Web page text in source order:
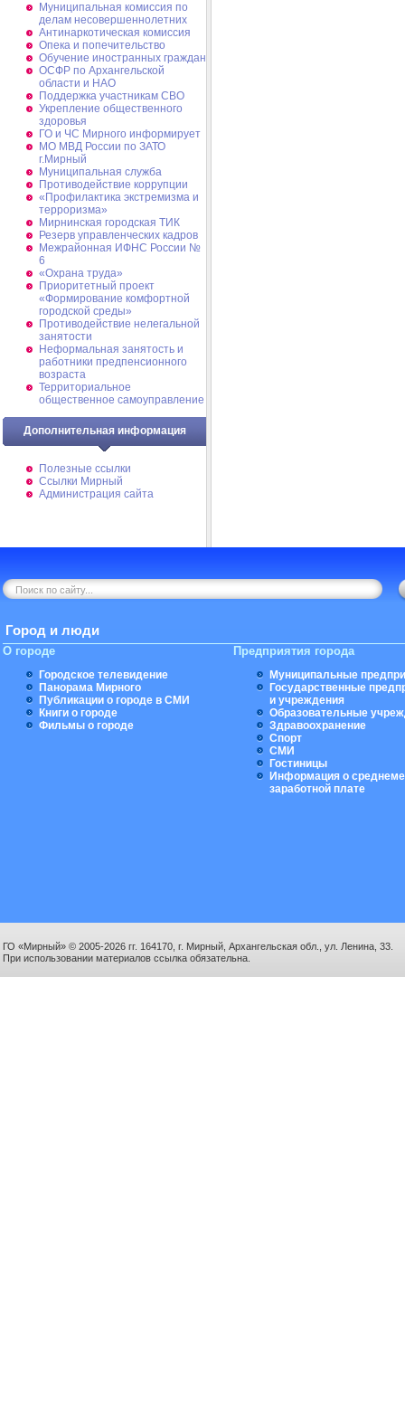
Муниципальная комиссия по
делам несовершеннолетних
Антинаркотическая комиссия
Опека и попечительство
Обучение иностранных граждан
ОСФР по Архангельской
области и НАО
Поддержка участникам СВО
Укрепление общественного
здоровья
ГО и ЧС Мирного информирует
МО МВД России по ЗАТО
г.Мирный
Муниципальная cлужба
Противодействие коррупции
«Профилактика экстремизма и
терроризма»
Мирнинская городская ТИК
Резерв управленческих кадров
Межрайонная ИФНС России №
6
«Охрана труда»
Приоритетный проект
«Формирование комфортной
городской среды»
Противодействие нелегальной
занятости
Неформальная занятость и
работники предпенсионного
возраста
Территориальное
общественное самоуправление
Дополнительная информация
Полезные ссылки
Ссылки Мирный
Администрация сайта
Город и люди
О городе
Городское телевидение
Панорама Мирного
Публикации о городе в СМИ
Книги о городе
Фильмы о городе
Предприятия города
Муниципальные
Государственные
и учреждения
Образовательные
Здравоохранение
Спорт
СМИ
Гостиницы
Информация о
заработной плате
ГО «Мирный» © 2005-2026 гг. 164170, г. Мирный, Архангельская обл., ул. Ленина, 33.
При использовании материалов ссылка обязательна.